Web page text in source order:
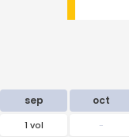
sep oct
1 vol -